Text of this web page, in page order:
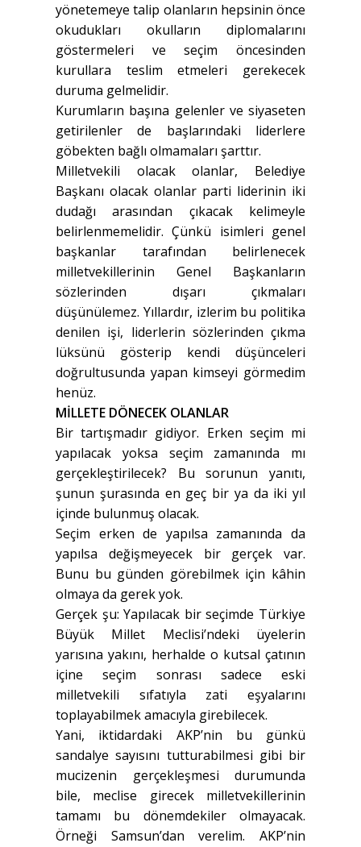
yönetemeye talip olanların hepsinin önce
okudukları okulların diplomalarını
göstermeleri ve seçim öncesinden
kurullara teslim etmeleri gerekecek
duruma gelmelidir.
Kurumların başına gelenler ve siyaseten
getirilenler de başlarındaki liderlere
göbekten bağlı olmamaları şarttır.
Milletvekili olacak olanlar, Belediye
Başkanı olacak olanlar parti liderinin iki
dudağı arasından çıkacak kelimeyle
belirlenmemelidir. Çünkü isimleri genel
başkanlar tarafından belirlenecek
milletvekillerinin Genel Başkanların
sözlerinden dışarı çıkmaları
düşünülemez. Yıllardır, izlerim bu politika
denilen işi, liderlerin sözlerinden çıkma
lüksünü gösterip kendi düşünceleri
doğrultusunda yapan kimseyi görmedim
henüz.
MİLLETE DÖNECEK OLANLAR
Bir tartışmadır gidiyor. Erken seçim mi
yapılacak yoksa seçim zamanında mı
gerçekleştirilecek? Bu sorunun yanıtı,
şunun şurasında en geç bir ya da iki yıl
içinde bulunmuş olacak.
Seçim erken de yapılsa zamanında da
yapılsa değişmeyecek bir gerçek var.
Bunu bu günden görebilmek için kâhin
olmaya da gerek yok.
Gerçek şu: Yapılacak bir seçimde Türkiye
Büyük Millet Meclisi’ndeki üyelerin
yarısına yakını, herhalde o kutsal çatının
içine seçim sonrası sadece eski
milletvekili sıfatıyla zati eşyalarını
toplayabilmek amacıyla girebilecek.
Yani, iktidardaki AKP’nin bu günkü
sandalye sayısını tutturabilmesi gibi bir
mucizenin gerçekleşmesi durumunda
bile, meclise girecek milletvekillerinin
tamamı bu dönemdekiler olmayacak.
Örneği Samsun’dan verelim. AKP’nin